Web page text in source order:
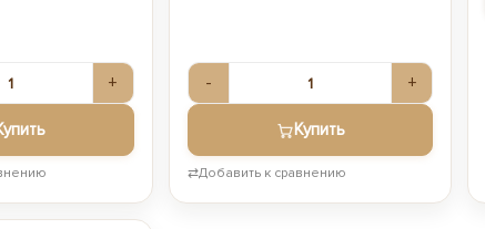
+ - +
Купить
⇄Добавить к сравнению